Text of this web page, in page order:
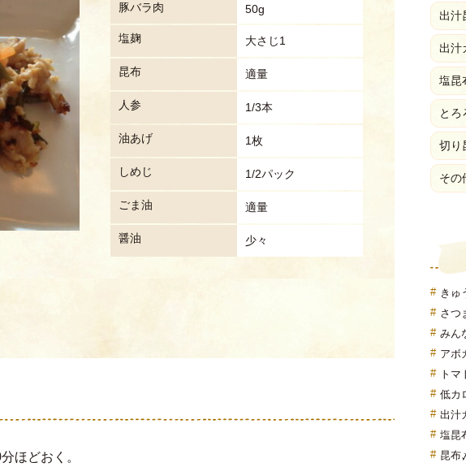
豚バラ肉 50g
塩麹 大さじ1
昆布 適量
人参 1/3本
油あげ 1枚
しめじ 1/2パック
ごま油 適量
醤油 少々
ほどおく。
出汁
出汁
塩昆
とろ
切り
その
きゅ
さつ
みん
アボ
トマ
低カ
出汁
塩昆
昆布